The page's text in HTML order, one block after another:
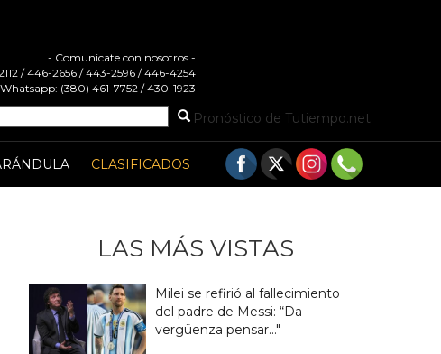
- Comunicate con nosotros -
/ 446-2656 / 443-2596 / 446-4254
Whatsapp: (380) 461-7752 / 430-1923
Pronóstico de Tutiempo.net
CLASIFICADOS
LAS MÁS VISTAS
Milei se refirió al fallecimiento
del padre de Messi: “Da
vergüenza pensar..."